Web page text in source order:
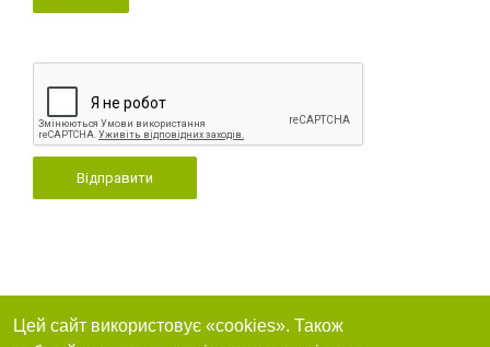
Відправити
Цей сайт використовує «cookies». Також